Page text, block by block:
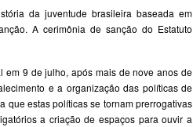
da juventude brasileira baseada em
A cerimônia de sanção do Estatuto
em 9 de julho, após mais de nove anos de
e a organização das políticas de
que estas políticas se tornam prerrogativas
a criação de espaços para ouvir a